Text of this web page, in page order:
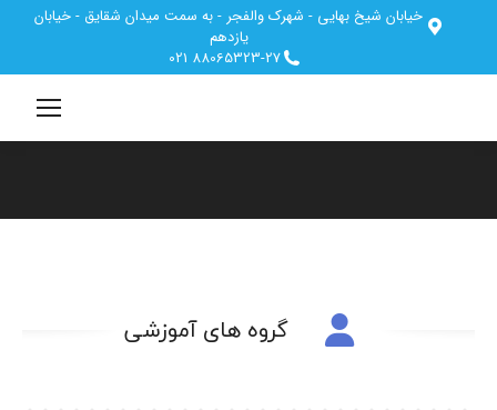
خیابان شیخ بهایی - شهرک والفجر - به سمت میدان شقایق - خیابان
یازدهم
88065323-27 021
گروه های آموزشی